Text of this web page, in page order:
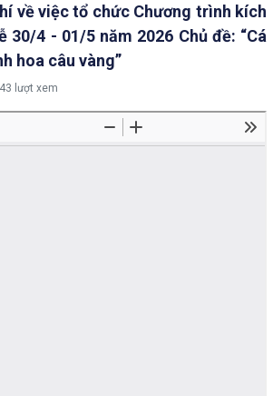
về việc tổ chức Chương trình kích
30/4 - 01/5 năm 2026 Chủ đề: “Cá
hoa câu vàng”
lượt xem